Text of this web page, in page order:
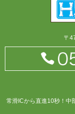
〒
常滑ICから直進10秒！中